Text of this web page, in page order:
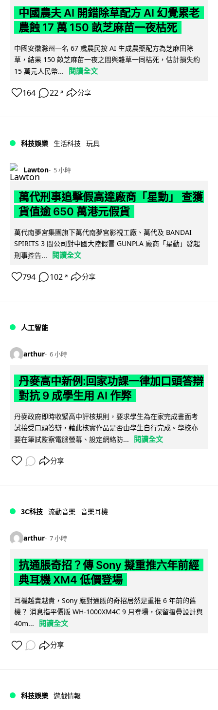
中國農夫 AI 開錯除草配方 AI 幻覺累老
農蝕 17 萬 150 畝芝麻苗一夜枯死
中國安徽滁州一名 67 歲農民按 AI 生成農藥配方為芝麻田除
草，結果 150 畝芝麻苗一夜之間與雜草一同枯死，估計損失約
15 萬元人民幣...
閱讀全文
164 22 ↗ 分享
科技娛樂 生活科技 玩具
Lawton 5 小時
萬代刑事追擊假高達廠商「星動」 查獲
貨值逾 650 萬港元假貨
萬代南夢宮集團旗下萬代南夢宮影視工廠、萬代及 BANDAI
SPIRITS 3 間公司對中國大陸假冒 GUNPLA 廠商「星動」發起
刑事控告...
閱讀全文
794 102 ↗ 分享
人工智能
arthur 6 小時
丹麥高中新例:回家功課一律加口頭答辯
對抗 9 成學生用 AI 作弊
丹麥政府即時收緊高中評核規則，要求學生為在家完成書面考
試接受口頭答辯，藉此核實作品是否由學生自行完成。學校亦
要在筆試監察電腦螢幕、設定網絡防...
閱讀全文
分享
3C科技 流動音樂 音樂耳機
arthur 7 小時
抗通脹奇招？傳 Sony 擬重推六年前經
典耳機 XM4 低價登場
耳機越賣越貴，Sony 應對通脹的奇招居然是重推 6 年前的舊
機？ 消息指平價版 WH-1000XM4C 9 月登場，保留摺疊設計與
40m...
閱讀全文
分享
科技娛樂 遊戲情報